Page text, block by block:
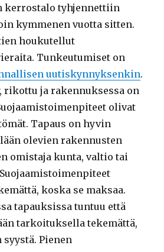
kerrostalo tyhjennettiin
kymmenen vuotta sitten.
houkutellut
Tunkeutumiset on
uutiskynnyksenkin.
rikottu ja rakennuksessa on
olivat
Tapaus on hyvin
olevien rakennusten
omistaja kunta, valtio tai
koska se maksaa.
tapauksissa tuntuu että
tarkoituksella tekemättä,
Pienen